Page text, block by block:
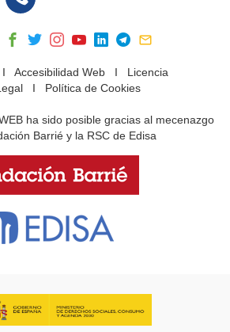
Accesibilidad WebI Licencia
I Política de Cookies
ha sido posible gracias al mecenazgo
Barrié y la RSC de Edisa